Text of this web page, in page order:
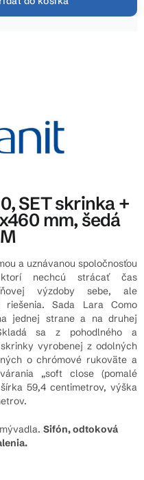
SET skrinka +
mm, šedá
a uznávanou spoločnosťou
nechcú strácať čas
výzdoby sebe, ale
riešenia. Sada Lara Como
jednej strane a na druhej
sa z pohodlného a
vyrobenej z odolných
o chrómové rukoväte a
„soft close (pomalé
59,4 centimetrov, výška
Sifón, odtoková